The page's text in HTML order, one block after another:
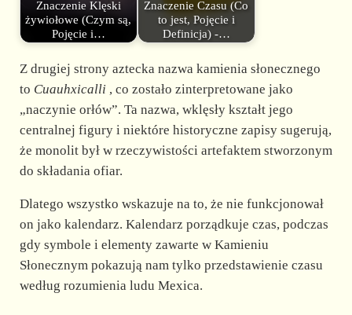
Znaczenie Klęski
żywiołowe (Czym są,
Pojęcie i…
Znaczenie Czasu (Co
to jest, Pojęcie i
Definicja) -…
Z drugiej strony aztecka nazwa kamienia słonecznego
to Cuauhxicalli , co zostało zinterpretowane jako
„naczynie orłów”. Ta nazwa, wklęsły kształt jego
centralnej figury i niektóre historyczne zapisy sugerują,
że monolit był w rzeczywistości artefaktem stworzonym
do składania ofiar.
Dlatego wszystko wskazuje na to, że nie funkcjonował
on jako kalendarz. Kalendarz porządkuje czas, podczas
gdy symbole i elementy zawarte w Kamieniu
Słonecznym pokazują nam tylko przedstawienie czasu
według rozumienia ludu Mexica.